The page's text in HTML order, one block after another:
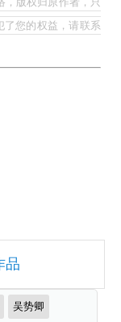
您的权益，请联系
品
吴势卿